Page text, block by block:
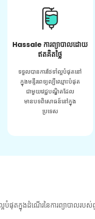
Hassale ការព្យាបាលដោយ
ឥតគិតថ្លៃ
ទទួលបានការថែទាំល្អបំផុតនៅ
ក្នុងមន្ទីរពេទ្យល្បីឈ្មោះបំផុត
ជាមួយវេជ្ជបណ្ឌិតដែល
មានបទពិសោធន៍នៅក្នុង
ប្រទេស
តក្នុងដំណើរនៃការព្យាបាលរប